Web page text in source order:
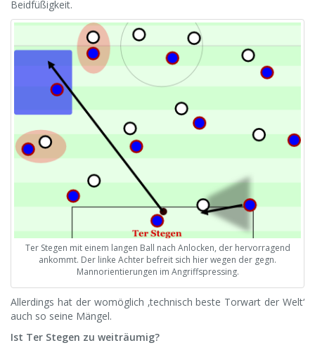
Beidfüßigkeit.
Ter Stegen mit einem langen Ball nach Anlocken, der hervorragend
ankommt. Der linke Achter befreit sich hier wegen der gegn.
Mannorientierungen im Angriffspressing.
Allerdings hat der womöglich ‚technisch beste Torwart der Welt‘
auch so seine Mängel.
Ist Ter Stegen zu weiträumig?